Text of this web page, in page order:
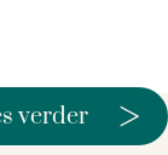
verder >